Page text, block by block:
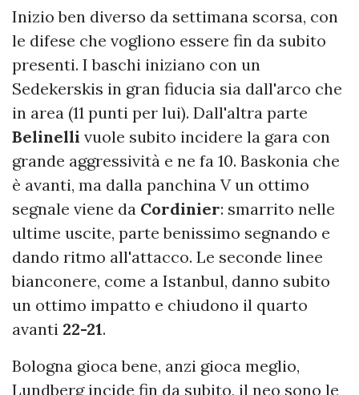
Inizio ben diverso da settimana scorsa, con
le difese che vogliono essere fin da subito
presenti. I baschi iniziano con un
Sedekerskis in gran fiducia sia dall'arco che
in area (11 punti per lui). Dall'altra parte
Belinelli vuole subito incidere la gara con
grande aggressività e ne fa 10. Baskonia che
è avanti, ma dalla panchina V un ottimo
segnale viene da Cordinier: smarrito nelle
ultime uscite, parte benissimo segnando e
dando ritmo all'attacco. Le seconde linee
bianconere, come a Istanbul, danno subito
un ottimo impatto e chiudono il quarto
avanti 22-21.
Bologna gioca bene, anzi gioca meglio,
Lundberg incide fin da subito, il neo sono le